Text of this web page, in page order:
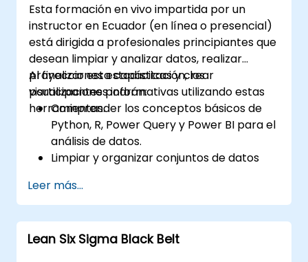
Esta formación en vivo impartida por un
instructor en Ecuador (en línea o presencial)
está dirigida a profesionales principiantes que
desean limpiar y analizar datos, realizar
proyecciones estadísticas y crear
visualizaciones informativas utilizando estas
herramientas.
Al finalizar esta capacitación, los
participantes podrán:
Comprender los conceptos básicos de
Python, R, Power Query y Power BI para el
análisis de datos.
Limpiar y organizar conjuntos de datos
Realizar análisis estadísticos y
proyecciones con R.
Crear paneles y reportes profesionales
con Power BI.
Leer más...
Lean Six Sigma Black Belt